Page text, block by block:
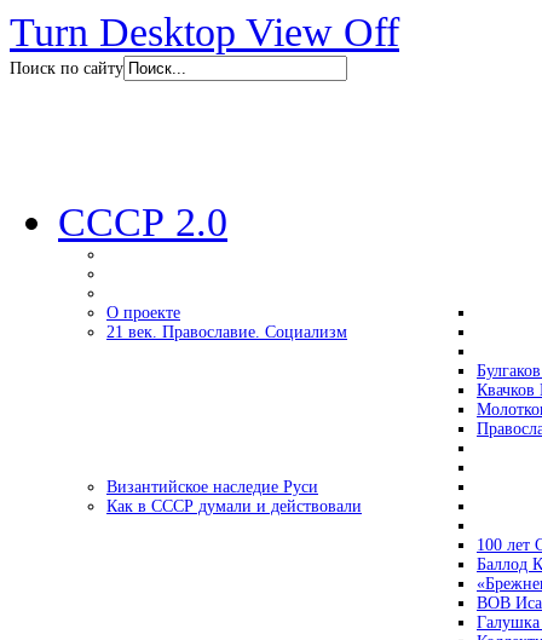
Turn Desktop View Off
Поиск по сайту
СССР 2.0
О проекте
21 век. Православие. Социализм
Византийское наследие Руси
Как в СССР думали и действовали
100 лет
Баллод
ВОВ